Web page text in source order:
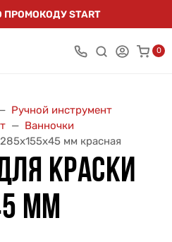
ПРОМОКОДУ START
0
Ручной инструмент
Ванночки
мм красная
КРАСКИ
ММ